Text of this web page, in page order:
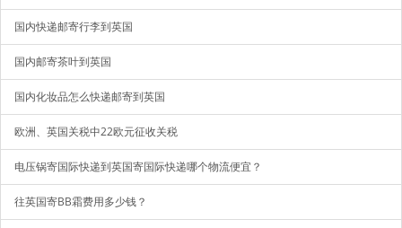
国内快递邮寄行李到英国
国内邮寄茶叶到英国
国内化妆品怎么快递邮寄到英国
欧洲、英国关税中22欧元征收关税
电压锅寄国际快递到英国寄国际快递哪个物流便宜？
往英国寄BB霜费用多少钱？